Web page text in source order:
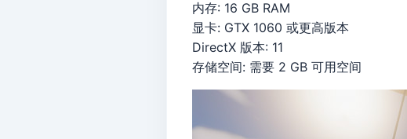
内存: 16 GB RAM
显卡: GTX 1060 或更高版本
DirectX 版本: 11
存储空间: 需要 2 GB 可用空间